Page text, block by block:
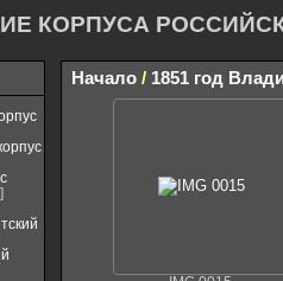
КОРПУСА
Начало/ 1851 год